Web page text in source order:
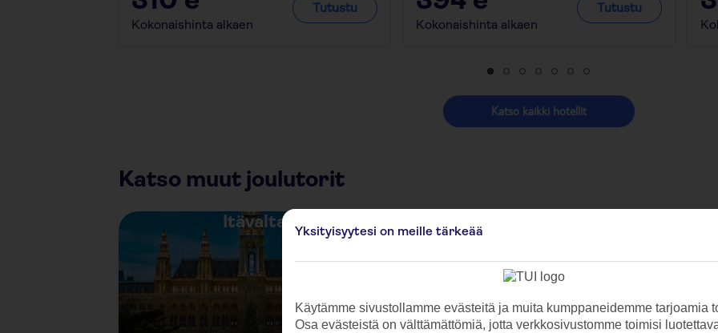
Kokonaishinta alkaen
Tutustu
Kokonaishinta alkaen
Tutustu
Katso kaikki hotellit
Katso muut joulutorit
Itävalta Yksityisyytesi on meille tärkeää
Käytämme sivustollamme evästeitä ja muita kumppaneidemme tarjoamia
Osa evästeistä on välttämättömiä, jotta verkkosivustomme toimisi